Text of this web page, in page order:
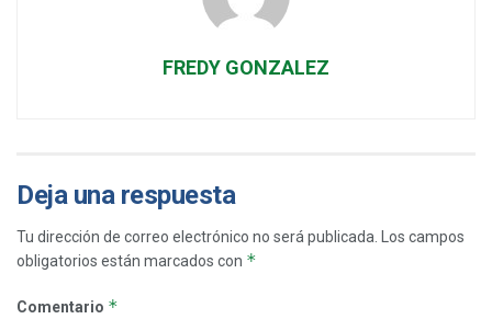
FREDY GONZALEZ
Deja una respuesta
Tu dirección de correo electrónico no será publicada. Los campos
obligatorios están marcados con *
Comentario *